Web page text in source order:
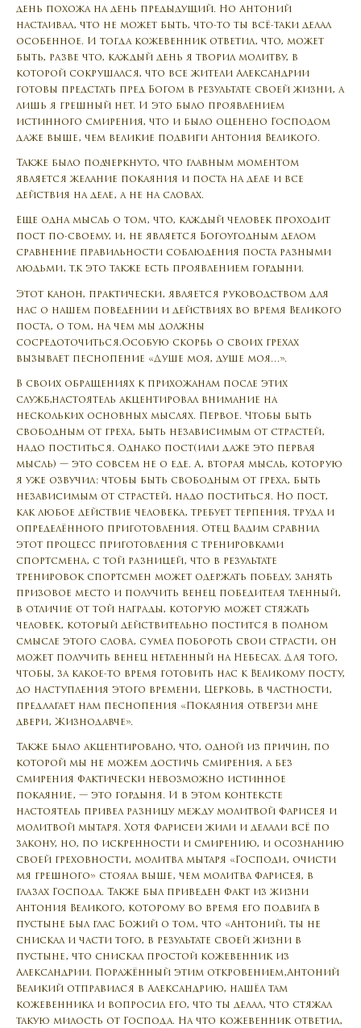
день похожа на день предыдущий. Но Антоний
настаивал, что не может быть, что-то ты всё-таки делал
особенное. И тогда кожевенник ответил, что, может
быть, разве что, каждый день я творил молитву, в
которой сокрушался, что все жители Александрии
готовы предстать пред Богом в результате своей жизни, а
лишь я грешный нет. И это было проявлением
истинного смирения, что и было оценено Господом
даже выше, чем великие подвиги Антония Великого.
Также было подчеркнуто, что главным моментом
является желание покаяния и поста на деле и все
действия на деле, а не на словах.
Еще одна мысль о том, что, каждый человек проходит
пост по-своему, и, не является Богоугодным делом
сравнение правильности соблюдения поста разными
людьми, т.к это также есть проявлением гордыни.
Этот канон, практически, является руководством для
нас о нашем поведении и действиях во время Великого
поста, о том, на чем мы должны
сосредоточиться.Особую скорбь о своих грехах
вызывает песнопение «Душе моя, душе моя…».
В своих обращениях к прихожанам после этих
служб,настоятель акцентировал внимание на
нескольких основных мыслях. Первое. Чтобы быть
свободным от греха, быть независимым от страстей,
надо поститься. Однако пост(или даже это первая
мысль) — это совсем не о еде. А, вторая мысль, которую
я уже озвучил: чтобы быть свободным от греха, быть
независимым от страстей, надо поститься. Но пост,
как любое действие человека, требует терпения, труда и
определённого приготовления. Отец Вадим сравнил
этот процесс приготовления с тренировками
спортсмена, с той разницей, что в результате
тренировок спортсмен может одержать победу, занять
призовое место и получить венец победителя тленный,
в отличие от той награды, которую может стяжать
человек, который действительно постится в полном
смысле этого слова, сумел побороть свои страсти, он
может получить венец нетленный на Небесах. Для того,
чтобы, за какое-то время готовить нас к Великому посту,
до наступления этого времени, Церковь, в частности,
предлагает нам песнопения «Покаяния отверзи мне
двери, Жизнодавче».
Также было акцентировано, что, одной из причин, по
которой мы не можем достичь смирения, а без
смирения фактически невозможно истинное
покаяние, — это гордыня. И в этом контексте
настоятель привел разницу между молитвой фарисея и
молитвой мытаря. Хотя фарисеи жили и делали всё по
закону, но, по искренности и смирению, и осознанию
своей греховности, молитва мытаря «Господи, очисти
мя грешного» стояла выше, чем молитва фарисея, в
глазах Господа. Также был приведен факт из жизни
Антония Великого, которому во время его подвига в
пустыне был глас Божий о том, что «Антоний, ты не
снискал и части того, в результате своей жизни в
пустыне, что снискал простой кожевенник из
Александрии. Поражённый этим откровением,Антоний
Великий отправился в Александрию, нашёл там
кожевенника и вопросил его, что ты делал, что стяжал
такую милость от Господа. На что кожевенник ответил,